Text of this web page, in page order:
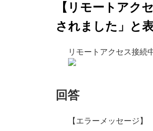
【リモートアク
されました」と
リモートアクセス接続
回答
【エラーメッセージ】